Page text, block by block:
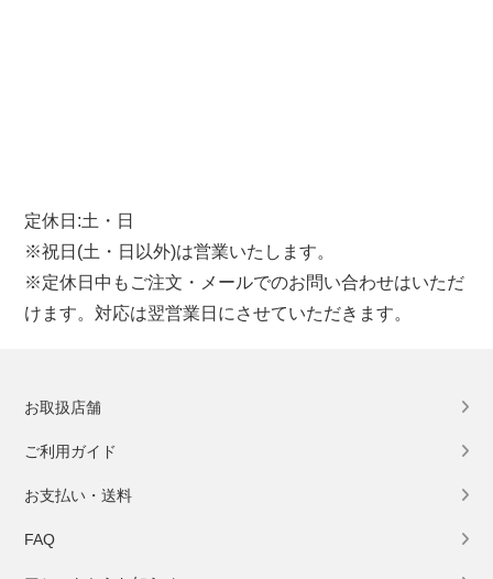
定休日:土・日
※祝日(土・日以外)は営業いたします。
※定休日中もご注文・メールでのお問い合わせはいただ
けます。対応は翌営業日にさせていただきます。
お取扱店舗
ご利用ガイド
お支払い・送料
FAQ